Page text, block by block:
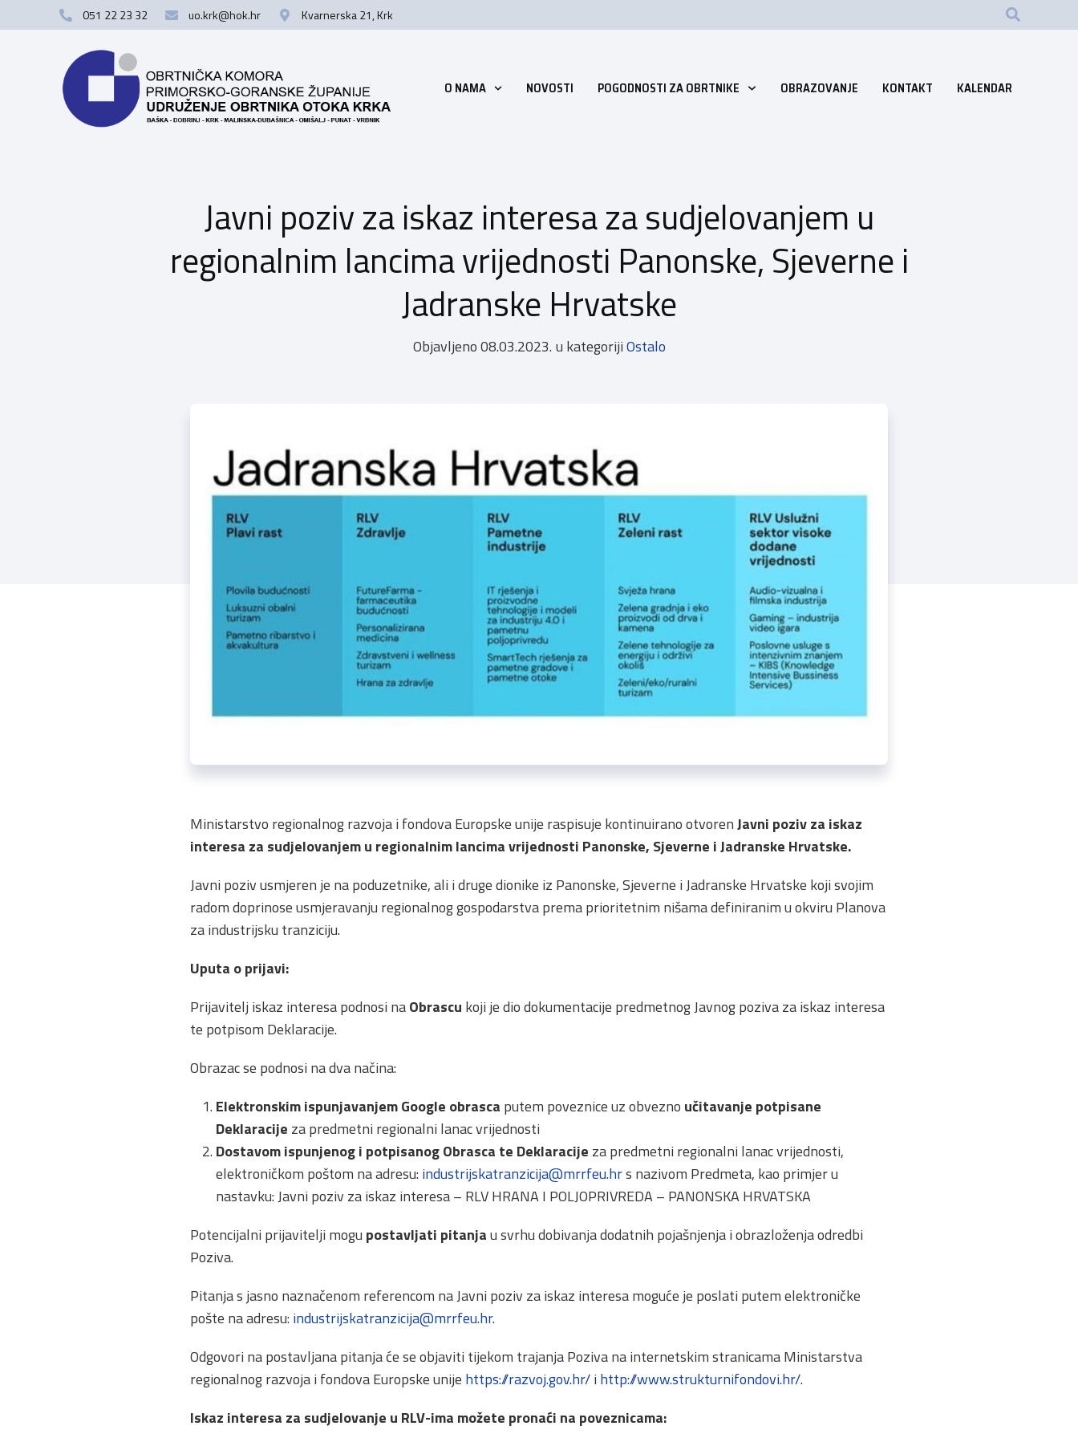
051 22 23 32 uo.krk@hok.hr Kvarnerska 21, Krk
O NAMA NOVOSTI POGODNOSTI ZA OBRTNIKE OBRAZOVANJE KONTAKT KALENDAR
Javni poziv za iskaz interesa za sudjelovanjem u
regionalnim lancima vrijednosti Panonske, Sjeverne i
Jadranske Hrvatske
Objavljeno08.03.2023. u kategorijiOstalo
Ministarstvo regionalnog razvoja i fondova Europske unije raspisuje kontinuirano otvorenJavni poziv za iskaz
interesa za sudjelovanjem u regionalnim lancima vrijednosti Panonske, Sjeverne i Jadranske Hrvatske.
Javni poziv usmjeren je na poduzetnike, ali i druge dionike iz Panonske, Sjeverne i Jadranske Hrvatske koji svojim
radom doprinose usmjeravanju regionalnog gospodarstva prema prioritetnim nišama definiranim u okviru Planova
za industrijsku tranziciju.
Uputa o prijavi:
Prijavitelj iskaz interesa podnosi naObrascu koji je dio dokumentacije predmetnog Javnog poziva za iskaz interesa
te potpisom Deklaracije.
Obrazac se podnosi na dva načina:
Elektronskim ispunjavanjem Google obrasca putem poveznice uz obvezno učitavanje potpisane
Deklaracije za predmetni regionalni lanac vrijednosti
Dostavom ispunjenog i potpisanog Obrasca te Deklaracije za predmetni regionalni lanac vrijednosti,
elektroničkom poštom na adresu: industrijskatranzicija@mrrfeu.hrs nazivom Predmeta, kao primjer u
nastavku: Javni poziv za iskaz interesa – RLV HRANA I POLJOPRIVREDA – PANONSKA HRVATSKA
Potencijalni prijavitelji mogu postavljati pitanjau svrhu dobivanja dodatnih pojašnjenja i obrazloženja odredbi
Poziva.
Pitanja s jasno naznačenom referencom na Javni poziv za iskaz interesa moguće je poslati putem elektroničke
pošte na adresu: industrijskatranzicija@mrrfeu.hr.
Odgovori na postavljana pitanja će se objaviti tijekom trajanja Poziva na internetskim stranicama Ministarstva
regionalnog razvoja i fondova Europske unije https://razvoj.gov.hr/i http://www.strukturnifondovi.hr/.
Iskaz interesa za sudjelovanje u RLV-ima možete pronaći na poveznicama: